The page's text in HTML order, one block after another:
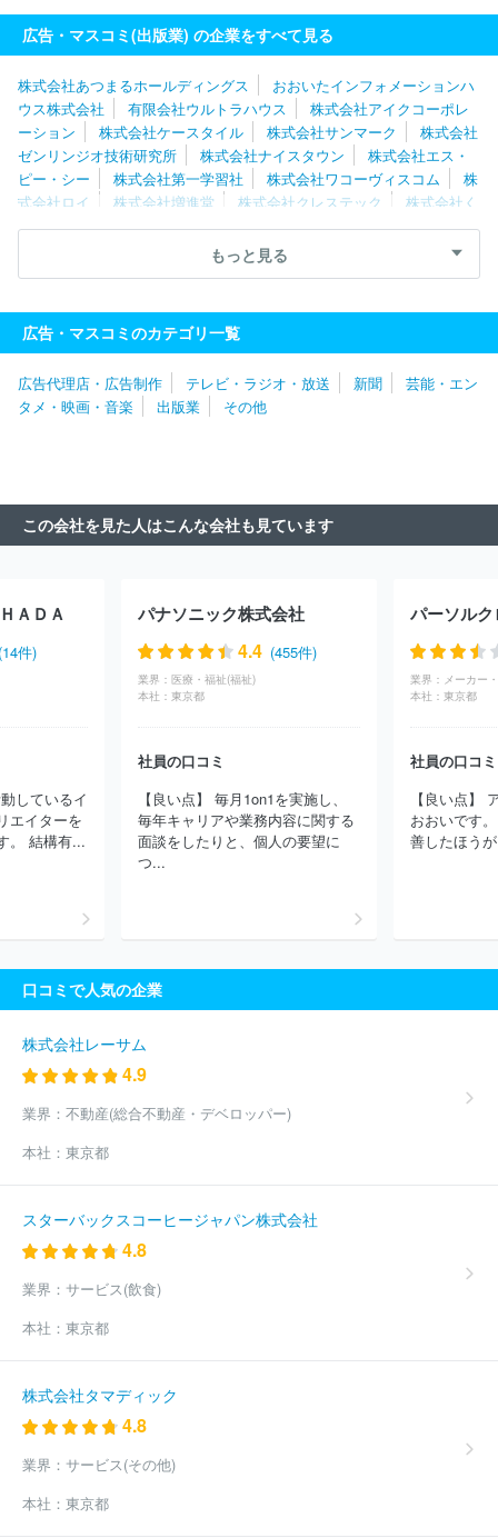
会社じほう
株式会社日本入試センター 株式会社くもん出版
株
式会社扶桑社
株式会社ぎょうせい
広告・マスコミ(出版業) の企業をすべて見る
株式会社あつまるホールディングス
おおいたインフォメーションハ
ウス株式会社
有限会社ウルトラハウス
株式会社アイクコーポレ
ーション
株式会社ケースタイル 株式会社サンマーク
株式会社
ゼンリンジオ技術研究所
株式会社ナイスタウン
株式会社エス・
ピー・シー
株式会社第一学習社 株式会社ワコーヴィスコム
株
式会社ロイ
株式会社増進堂 株式会社クレステック
株式会社く
もん出版
数研出版株式会社 株式会社カラフルカンパニー
東京
株式会社ジェイオフィス
株式会社くふうしず
おか
ぱど
株式会社カレンテックス
株式会社リクルート北海道じゃら
ん
クインテツセンス出版株式会社
ＳＳ
株式会社造形社 株式会社文芸社
明治図書出版株式会社
株式会社ＳＨＩ
株式会社講談社
スティーニ・ジャパン
株式会社緑書房
株式会社プレジデント社
株式会社サイファ
ＴＡＣ株式会社
株式会社タウンニュース社
株式会社成山堂書店
株式会社コロナ社 共立出版株式会社
株
光文社
株式会社コンセント
株式会社ディスカヴァー・トゥエン
ティワン
エルゼビア・ジャパン株式会社
スターツ出版株式会社
株式会社晋遊舎
ＳＢクリエイティブ株式会社
株式会社光文書院 株式会社生活の友社
株式会社枻出版
株式会社医学書院
ＭＢＫ Ｗｅｌｌｎｅｓｓ株式会社
株式会社
社
株式会社コアマガジン 株式会社南江堂
東京書籍株式会社
株式会社ダイヤモンド社
合同会社コンデナスト・ジャパン
日野
テクニカルサービス株式会社
株式会社ぎょうせい
株式会社メデ
有限会社日刊建設工
もっと見る
広告・マスコミのカテゴリ一覧
広告代理店・広告制作 テレビ・ラジオ・放送 新聞
芸能・エン
タメ・映画・音楽
出版業 その他
この会社を見た人はこんな会社も見ています
ＡＤＡ
件)
しているイ
エイターを
。 結構有...
パナソニック株式会社
4.4 (455件)
業界： 医療・福祉(福祉)
本社： 東京都
社員の口コミ
【良い点】 毎月1on1を実施し、
毎年キャリアや業務内容に関する
面談をしたりと、個人の要望に
つ...
業界：
本社： 東京都
社員の口コミ
【良い点】
おおいです
善したほう
口コミで人気の企業
株式会社レーサム
4.9
業界： 不動産(総合不動産・デベロッパー)
本社： 東京都
スターバックスコーヒージャパン株式会社
4.8
業界： サービス(飲食)
本社： 東京都
株式会社タマディック
4.8
業界： サービス(その他)
本社： 東京都